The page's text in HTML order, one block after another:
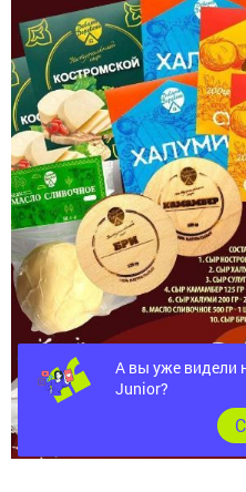
А вы уже видели
Junior?